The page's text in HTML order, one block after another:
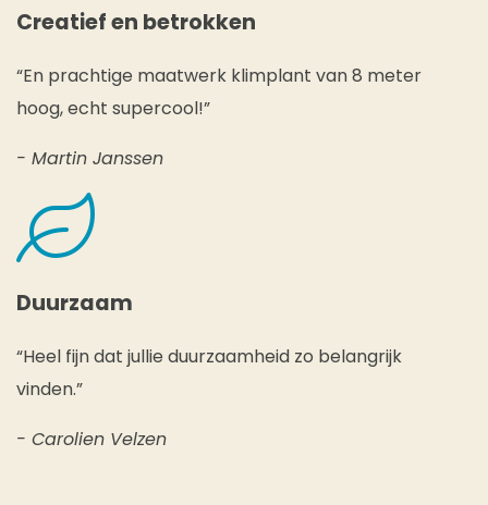
Creatief en betrokken
“En prachtige maatwerk klimplant van 8 meter
hoog, echt supercool!”
- Martin Janssen
Duurzaam
“Heel fijn dat jullie duurzaamheid zo belangrijk
vinden.”
- Carolien Velzen